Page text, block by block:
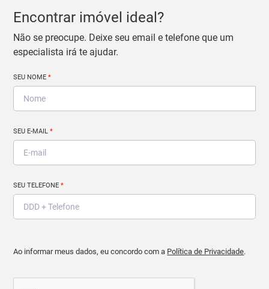
Encontrar imóvel ideal?
Não se preocupe. Deixe seu email e telefone que um
especialista irá te ajudar.
SEU NOME*
SEU E-MAIL*
SEU TELEFONE*
Ao informar meus dados, eu concordo com a Política de Privacidade.